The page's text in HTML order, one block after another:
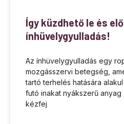
Így küzdhető le és
ínhüvelygyulladás!
Az ínhüvelygyulladás egy
mozgásszervi betegség,
tartó terhelés hatására
futó inakat nyákszerű anyag
kézfej